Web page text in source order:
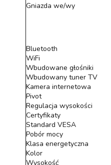
Gniazda we/wy
Bluetooth
WiFi
Wbudowane głośniki
Wbudowany tuner TV
Kamera internetowa
Pivot
Regulacja wysokości
Certyfikaty
Standard VESA
Pobór mocy
Klasa energetyczna
Kolor
Wysokość